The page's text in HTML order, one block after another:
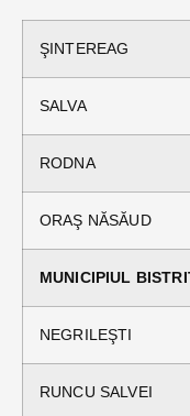
ŞINTEREAG
SALVA
RODNA
ORAŞ NĂSĂUD
MUNICIPIUL
NEGRILEŞTI
RUNCU SALVEI